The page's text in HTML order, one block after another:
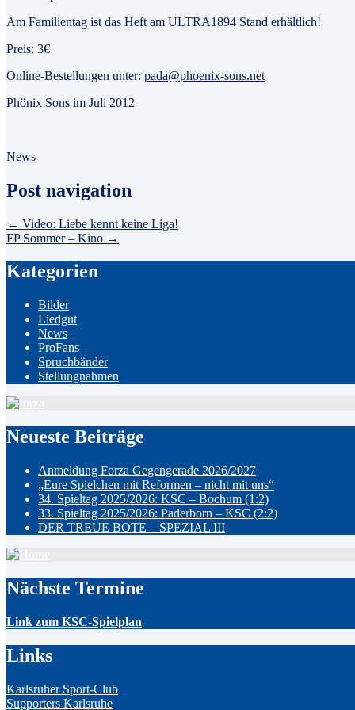
Am Familientag ist das Heft am ULTRA1894 Stand erhältlich!
Preis: 3€
Online-Bestellungen unter: pada@phoenix-sons.net
Phönix Sons im Juli 2012
News
Post navigation
← Video: Liebe kennt keine Liga!
FP Sommer – Kino →
Kategorien
Bilder
Liedgut
News
ProFans
Spruchbänder
Stellungnahmen
Neueste Beiträge
Anmeldung Forza Gegengerade 2026/2027
„Eure Spielchen mit Reformen – nicht mit uns“
34. Spieltag 2025/2026: KSC – Bochum (1:2)
33. Spieltag 2025/2026: Paderborn – KSC (2:2)
DER TREUE BOTE – SPEZIAL III
Nächste Termine
Link zum KSC-Spielplan
Links
Karlsruher Sport-Club
Supporters Karlsruhe